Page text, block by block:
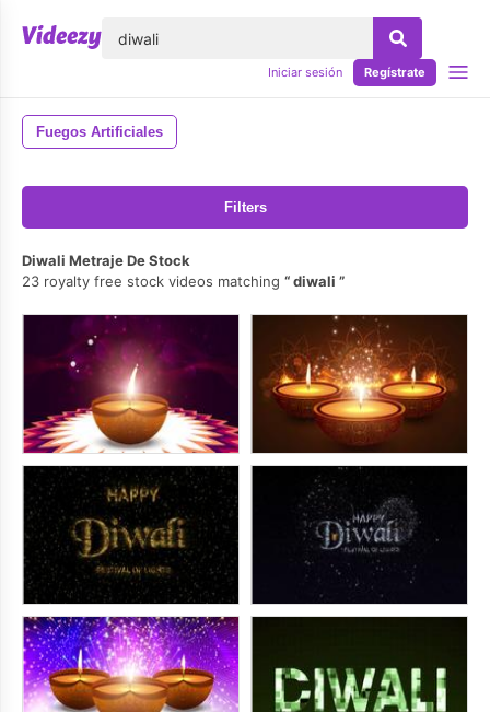
Iniciar sesión Regístrate
Fuegos Artificiales
Filters
Diwali Metraje De Stock
23 royalty free stock videos matching
diwali